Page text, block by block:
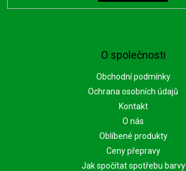
O společnosti
Obchodní podmínky
Ochrana osobních údajů
Kontakt
O nás
Oblíbené produkty
Ceny přepravy
Jak spočítat spotřebu barvy